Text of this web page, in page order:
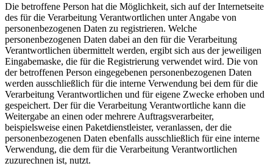
Die betroffene Person hat die Möglichkeit, sich auf der Internetseite
des für die Verarbeitung Verantwortlichen unter Angabe von
personenbezogenen Daten zu registrieren. Welche
personenbezogenen Daten dabei an den für die Verarbeitung
Verantwortlichen übermittelt werden, ergibt sich aus der jeweiligen
Eingabemaske, die für die Registrierung verwendet wird. Die von
der betroffenen Person eingegebenen personenbezogenen Daten
werden ausschließlich für die interne Verwendung bei dem für die
Verarbeitung Verantwortlichen und für eigene Zwecke erhoben und
gespeichert. Der für die Verarbeitung Verantwortliche kann die
Weitergabe an einen oder mehrere Auftragsverarbeiter,
beispielsweise einen Paketdienstleister, veranlassen, der die
personenbezogenen Daten ebenfalls ausschließlich für eine interne
Verwendung, die dem für die Verarbeitung Verantwortlichen
zuzurechnen ist, nutzt.